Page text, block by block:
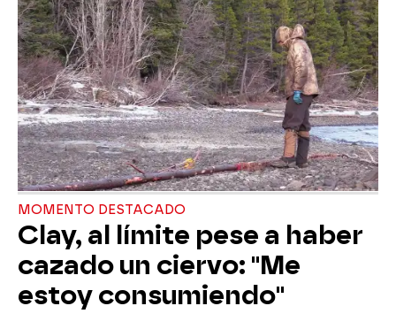
MOMENTO DESTACADO
Clay, al límite pese a haber
cazado un ciervo: "Me
estoy consumiendo"